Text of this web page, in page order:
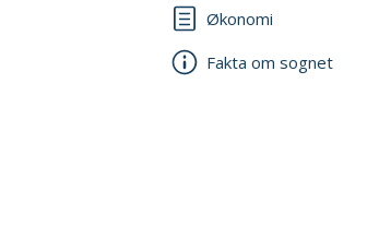
Økonomi
Fakta om sognet